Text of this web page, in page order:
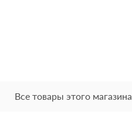
Все товары этого магазина